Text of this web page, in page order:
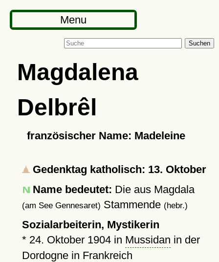
Menu
Suchen
Magdalena
Delbrêl
französischer Name: Madeleine
Gedenktag katholisch: 13. Oktober
Name bedeutet: Die aus Magdala
(am See Gennesaret) Stammende (hebr.)
Sozialarbeiterin, Mystikerin
* 24. Oktober 1904in Mussidan in der
Dordogne in Frankreich